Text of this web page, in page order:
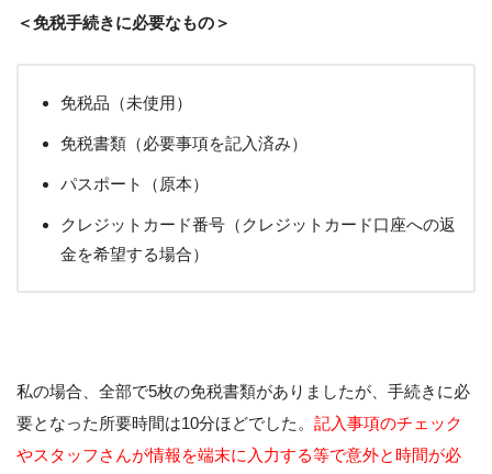
＜免税手続きに必要なもの＞
免税品（未使用）
免税書類（必要事項を記入済み）
パスポート（原本）
クレジットカード番号（クレジットカード口座への返
金を希望する場合）
私の場合、全部で5枚の免税書類がありましたが、手続きに必
要となった所要時間は10分ほどでした。 記入事項のチェック
やスタッフさんが情報を端末に入力する等で意外と時間が必